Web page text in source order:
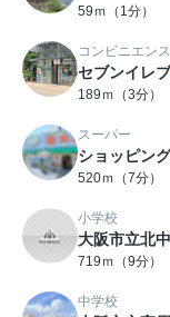
59ｍ（1分）
コンビニエン
セブンイレ
189ｍ（3分）
スーパー
ショッピン
520ｍ（7分）
小学校
大阪市立北
719ｍ（9分）
中学校